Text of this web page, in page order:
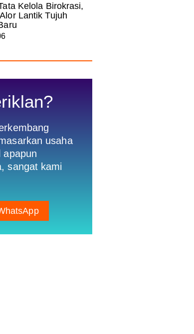
Kelola Birokrasi,
Lantik Tujuh
usaha
apapun
sangat kami